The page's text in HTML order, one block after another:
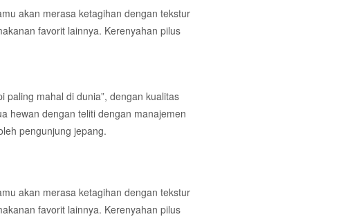
akan merasa ketagihan dengan tekstur
favorit lainnya. Kerenyahan pilus
paling mahal di dunia”, dengan kualitas
hewan dengan teliti dengan manajemen
pengunjung jepang.
akan merasa ketagihan dengan tekstur
favorit lainnya. Kerenyahan pilus